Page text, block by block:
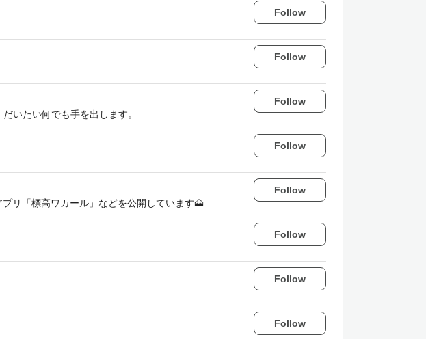
Follow
Follow
いたい何でも手を出します。
Follow
Follow
リ「標高ワカール」などを公開しています🗻
Follow
Follow
Follow
Follow